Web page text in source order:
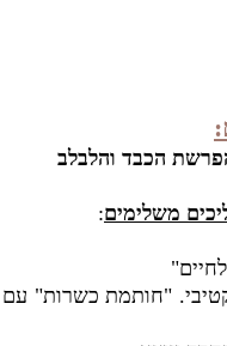
הכבד והלבלב
משלימים:
"חותמת כשרות" עם